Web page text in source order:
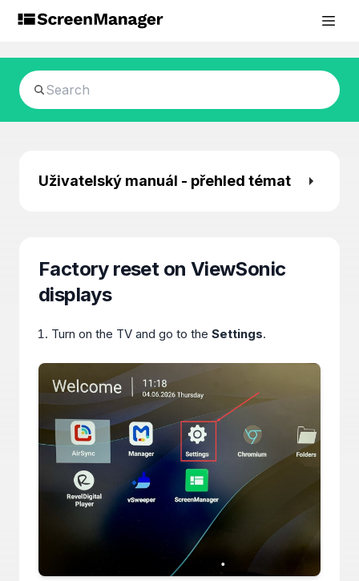
Uživatelský manuál - přehled témat
Factory reset on ViewSonic
displays
Turn on the TV and go to the Settings.